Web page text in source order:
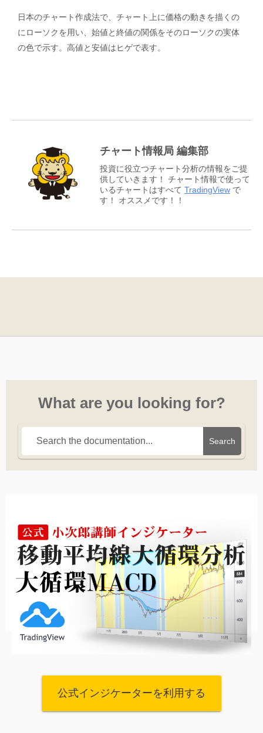
日本のチャート作成法で、チャート上に価格の動きを描くの
にローソクを用い、始値と終値の関係をそのローソクの実体
の色で示す。高値と安値はヒゲで表す。
チャート情報局 編集部
投資に役立つチャート分析の情報をご提
供していきます！ チャート情報で使って
いるチャートはすべて TradingView で
す！ オススメです！！
What are you looking for?
Search
公式インジケーターを利用する